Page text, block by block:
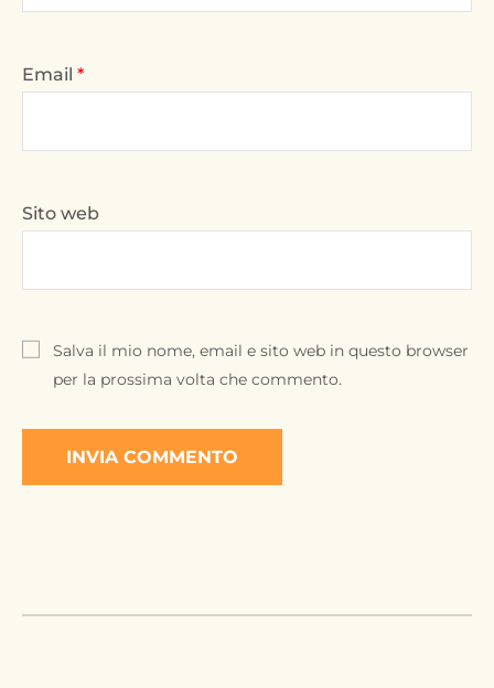
Email *
Sito web
Salva il mio nome, email e sito web in questo browser
per la prossima volta che commento.